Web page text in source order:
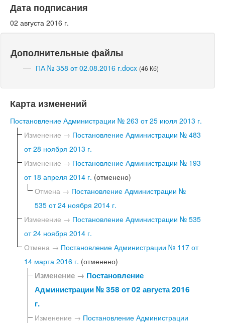
Дата подписания
02 августа 2016 г.
Дополнительные файлы
ПА № 358 от 02.08.2016 г.docx (46 Кб)
Карта изменений
Постановление Администрации № 263 от 25 июля 2013 г.
Изменение → Постановление Администрации № 483
от 28 ноября 2013 г.
Изменение → Постановление Администрации № 193
от 18 апреля 2014 г. (отменено)
Отмена → Постановление Администрации №
535 от 24 ноября 2014 г.
Изменение → Постановление Администрации № 535
от 24 ноября 2014 г.
Отмена → Постановление Администрации № 117 от
14 марта 2016 г. (отменено)
Изменение → Постановление
Администрации № 358 от 02 августа 2016
г.
Изменение → Постановление Администрации